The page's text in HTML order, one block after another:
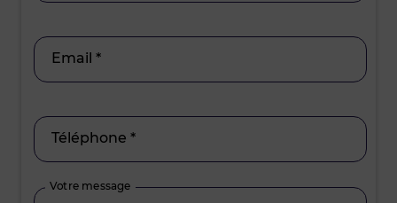
Email *
Téléphone *
Votre message